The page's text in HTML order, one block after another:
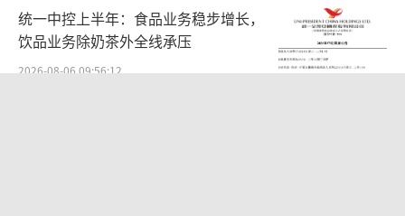
股价大跌，金汇荣盛和瑞丰汇邦持续增
持，截止2023年9月30日，金汇荣盛持股达90
统一中控上半年：食品业务稳步增长，
饮品业务除奶茶外全线承压
2026-08-06 09:56:12